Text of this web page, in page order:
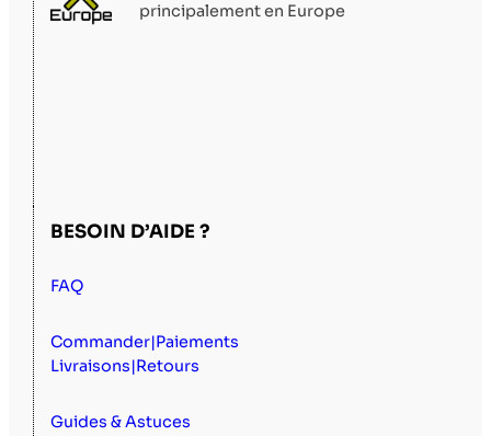
principalement en Europe
BESOIN D’AIDE ?
FAQ
Commander|Paiements
Livraisons|Retours
Guides & Astuces